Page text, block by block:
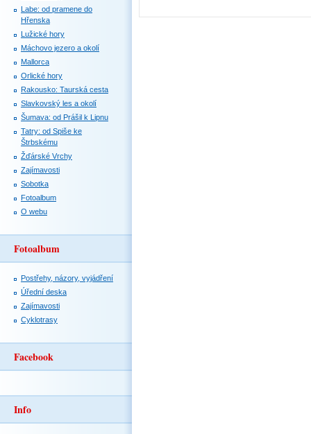
Labe: od pramene do
Hřenska
Lužické hory
Máchovo jezero a okolí
Mallorca
Orlické hory
Rakousko: Taurská cesta
Slavkovský les a okolí
Šumava: od Prášil k Lipnu
Tatry: od Spiše ke
Štrbskému
Žďárské Vrchy
Zajímavosti
Sobotka
Fotoalbum
O webu
Fotoalbum
Postřehy, názory, vyjádření
Úřední deska
Zajímavosti
Cyklotrasy
Facebook
Info